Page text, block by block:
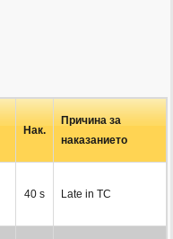
Нак.
Причина за
наказанието
40 s Late in TC